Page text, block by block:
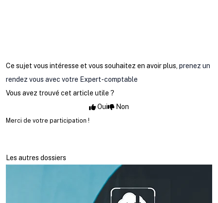
Ce sujet vous intéresse et vous souhaitez en avoir plus, prenez un
rendez vous avec votre Expert-comptable
Vous avez trouvé cet article utile ?
Oui
Non
Merci de votre participation !
Les autres dossiers